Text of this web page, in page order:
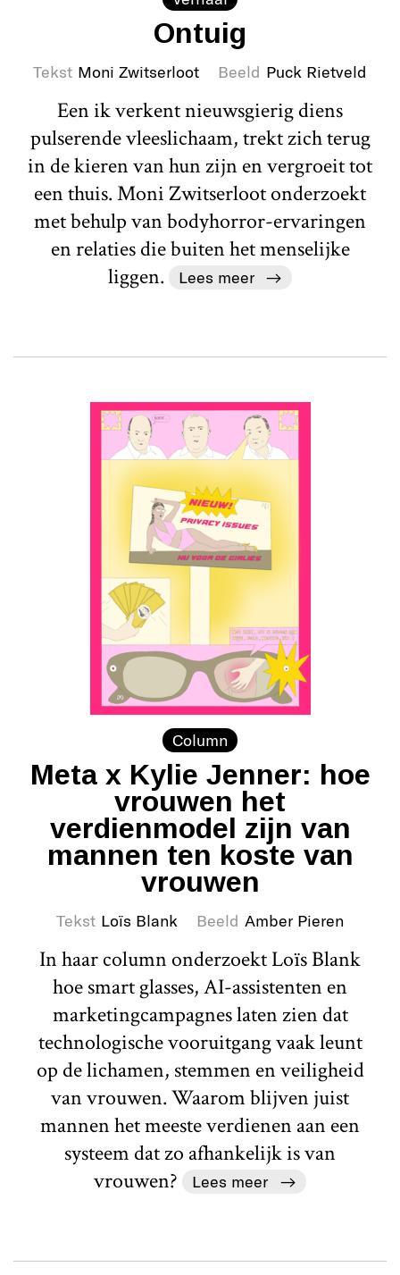
Ontuig
Tekst Moni Zwitserloot Beeld Puck Rietveld
Een ik verkent nieuwsgierig diens
pulserende vleeslichaam, trekt zich terug
in de kieren van hun zijn en vergroeit tot
een thuis. Moni Zwitserloot onderzoekt
met behulp van bodyhorror-ervaringen
en relaties die buiten het menselijke
liggen.
Lees meer
Column
Meta x Kylie Jenner: hoe
vrouwen het
verdienmodel zijn van
mannen ten koste van
vrouwen
Tekst Loïs Blank Beeld Amber Pieren
In haar column onderzoekt Loïs Blank
hoe smart glasses, AI-assistenten en
marketingcampagnes laten zien dat
technologische vooruitgang vaak leunt
op de lichamen, stemmen en veiligheid
van vrouwen. Waarom blijven juist
mannen het meeste verdienen aan een
systeem dat zo afhankelijk is van
vrouwen?
Lees meer